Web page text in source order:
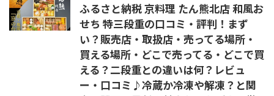
ふるさと納税 京料理 たん熊北店 和風お
せち 特三段重の口コミ・評判！まず
い？販売店・取扱店・売ってる場所・
買える場所・どこで売ってる・どこで買
える？二段重との違いは何？レビュ
ー・口コミ♪冷蔵か冷凍や解凍？と関